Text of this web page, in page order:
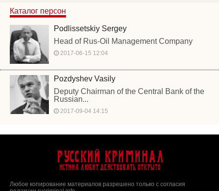
Каталог персон
Podlissetskiy Sergey
Head of Rus-Oil Management Company
2017-06-15 12:04
Pozdyshev Vasily
Deputy Chairman of the Central Bank of the
Russian...
2017-09-04 14:15
Русский Криминал
Истина любит действовать открыто
Любое копирование материалов разрешено только с согласия